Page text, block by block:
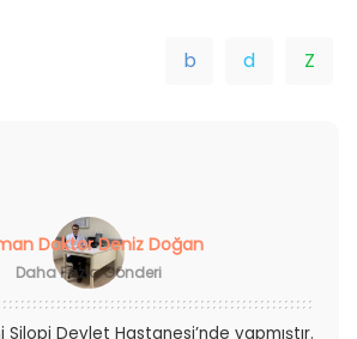
Doktor Deniz Doğan
Daha Fazla Gönderi
Devlet Hastanesi’nde yapmıştır.